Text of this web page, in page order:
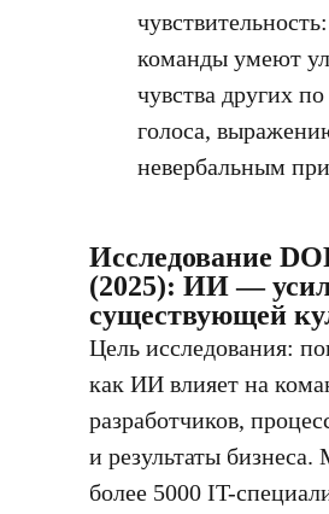
команды умеют
чувства других
голоса,
невербальным
Исследование
(2025): ИИ —
существующей
Цель исследования:
как ИИ влияет на
разработчиков,
и результаты
более 5000 IT-